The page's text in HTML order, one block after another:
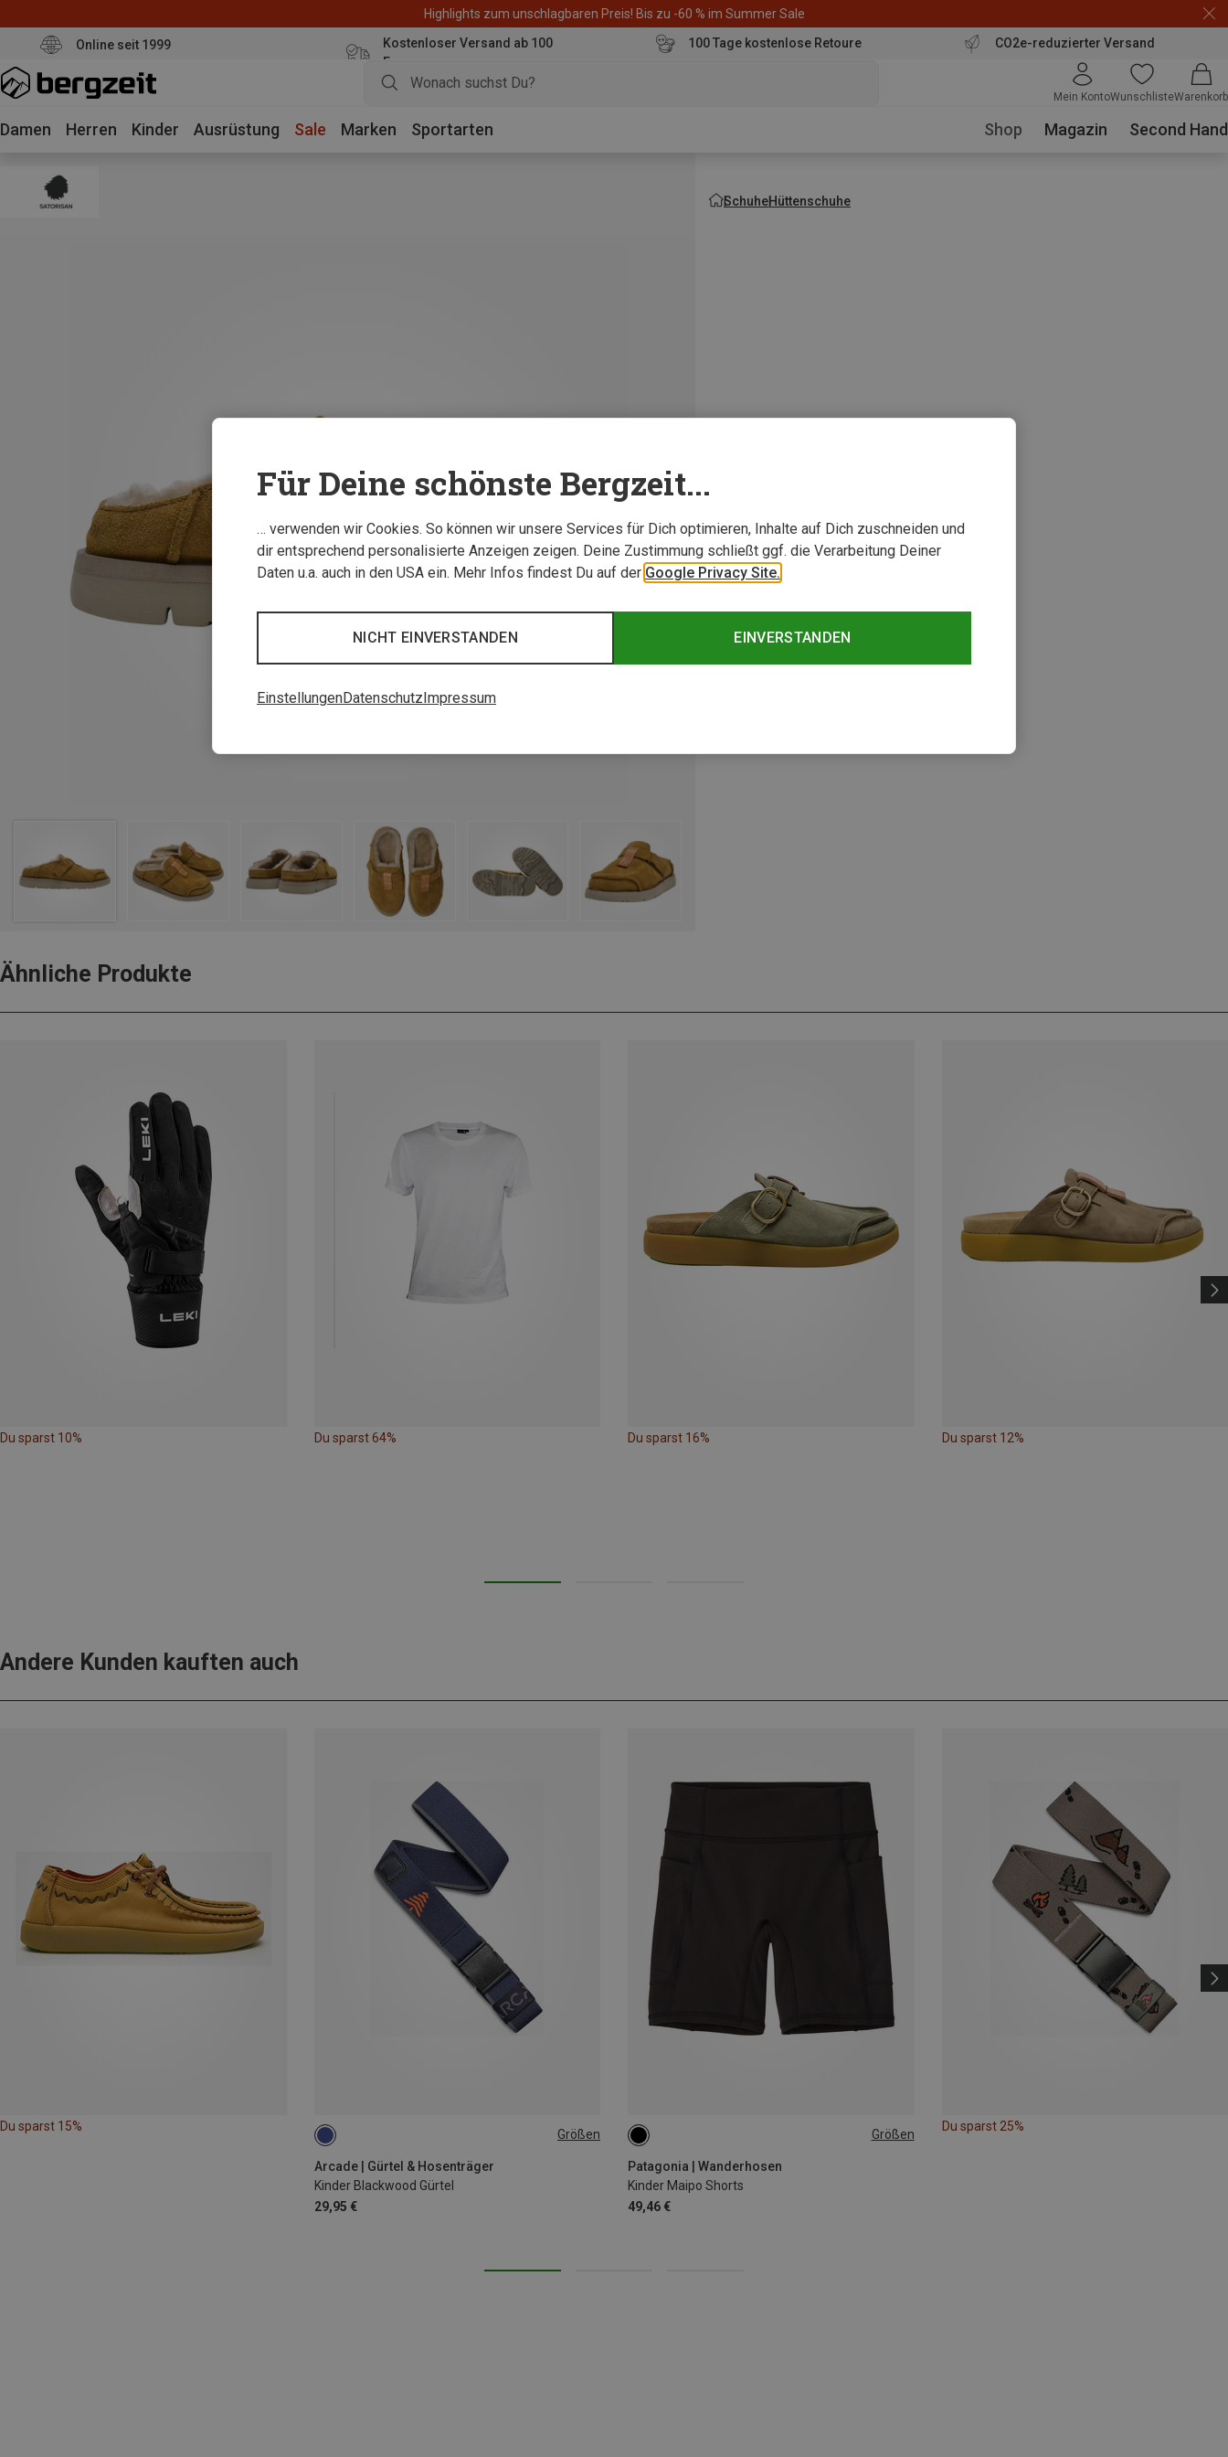
Highlights zum unschlagbaren Preis! Bis zu -60 % im Summer Sale
Online seit 1999
Kostenloser Versand ab 100
Euro
100 Tage kostenlose Retoure CO2e-reduzierter Versand
Mein KontoWunschlisteWarenkorb
Damen Herren Kinder Ausrüstung Sale Marken Sportarten Shop Magazin Second Hand
SchuheHüttenschuhe
Ähnliche Produkte
Du sparst 10% Du sparst 64% Du sparst 16% Du sparst 12%
Andere Kunden kauften auch
Du sparst 15%
Größen
Arcade | Gürtel & Hosenträger
Kinder Blackwood Gürtel
29,95 €
ONE SIZE Größen
Patagonia | Wanderhosen
Kinder Maipo Shorts
49,46 €
130
Du sparst 25%
Für Deine schönste Bergzeit...
… verwenden wir Cookies. So können wir unsere Services für Dich optimieren, Inhalte auf Dich zuschneiden und
dir entsprechend personalisierte Anzeigen zeigen. Deine Zustimmung schließt ggf. die Verarbeitung Deiner
Daten u.a. auch in den USA ein. Mehr Infos findest Du auf der Google Privacy Site.
EINVERSTANDEN
NICHT EINVERSTANDEN
EinstellungenDatenschutz Impressum